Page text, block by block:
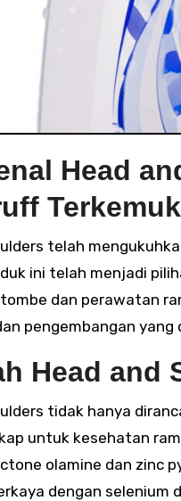
Head
ini telah menjadi
dan perawatan
pengembangan yang
Head and
tidak hanya
untuk kesehatan
olamine dan zinc
dengan selenium